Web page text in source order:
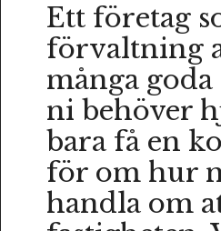
Ett företag
förvaltning
många
ni behöver
bara få en
för om hur
handla om